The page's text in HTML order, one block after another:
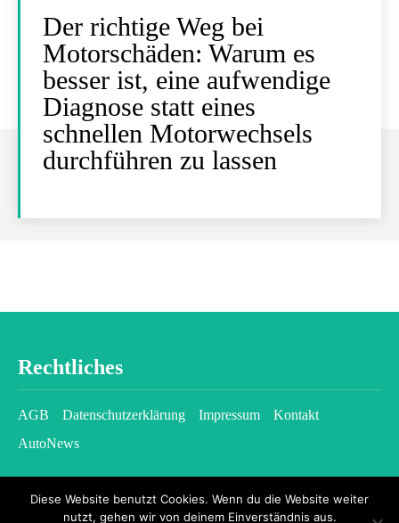
Der richtige Weg bei
Motorschäden: Warum es
besser ist, eine aufwendige
Diagnose statt eines
schnellen Motorwechsels
durchführen zu lassen
Rechtliches
AGB Datenschutzerklärung Impressum
Kontakt
AutoNews
Diese Website benutzt Cookies. Wenn du die Website weiter
nutzt, gehen wir von deinem Einverständnis aus.